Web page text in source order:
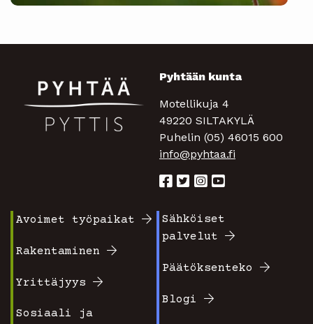
Pyhtään kunta
Motellikuja 4
49220 SILTAKYLÄ
Puhelin (05) 46015 600
info@pyhtaa.fi
valikko
1
Avoimet työpaikat
Rakentaminen
Yrittäjyys
Sosiaali ja
Footer
2
Sähköiset
palvelut
Päätöksenteko
Blogi